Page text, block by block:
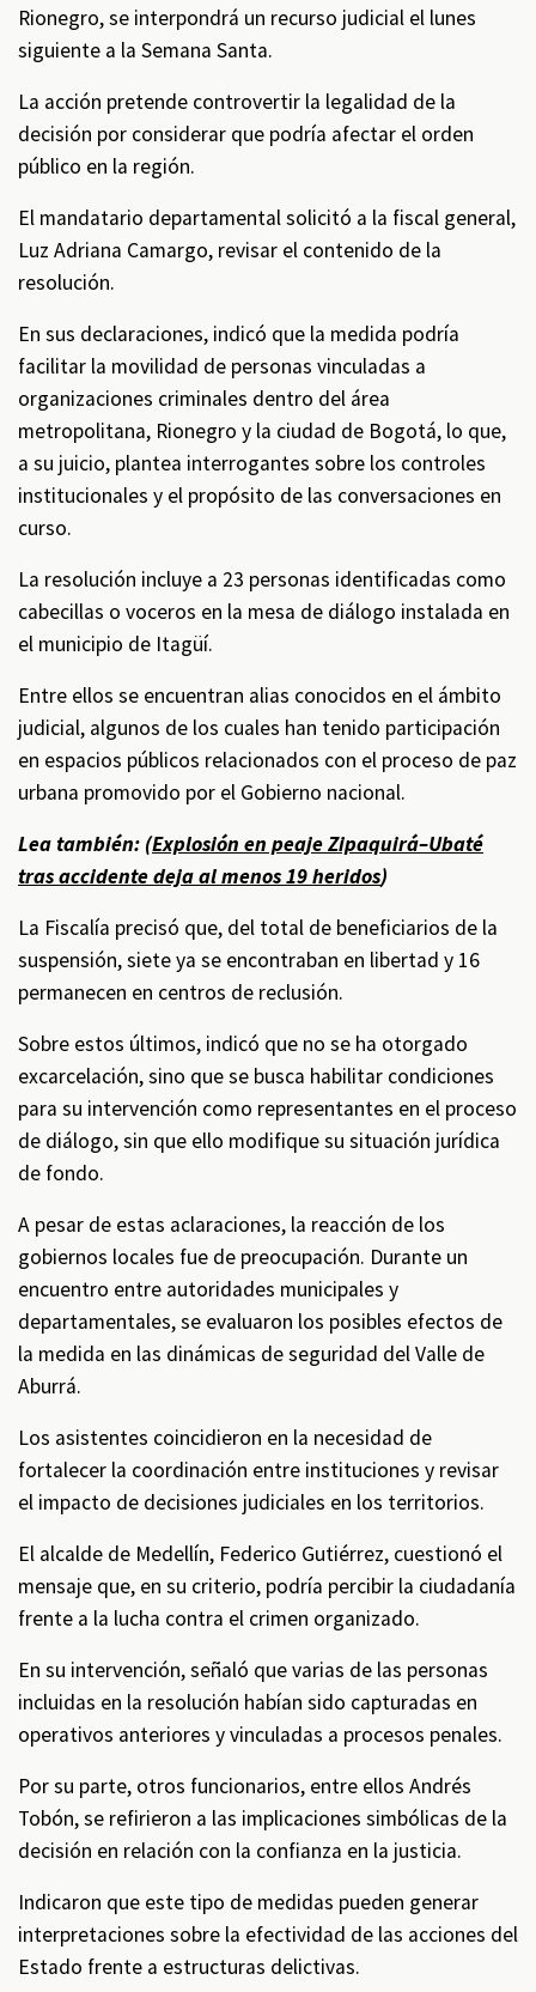
Rionegro, se interpondrá un recurso judicial el lunes
siguiente a la Semana Santa.
La acción pretende controvertir la legalidad de la
decisión por considerar que podría afectar el orden
público en la región.
El mandatario departamental solicitó a la fiscal general,
Luz Adriana Camargo, revisar el contenido de la
resolución.
En sus declaraciones, indicó que la medida podría
facilitar la movilidad de personas vinculadas a
organizaciones criminales dentro del área
metropolitana, Rionegro y la ciudad de Bogotá, lo que,
a su juicio, plantea interrogantes sobre los controles
institucionales y el propósito de las conversaciones en
curso.
La resolución incluye a 23 personas identificadas como
cabecillas o voceros en la mesa de diálogo instalada en
el municipio de Itagüí.
Entre ellos se encuentran alias conocidos en el ámbito
judicial, algunos de los cuales han tenido participación
en espacios públicos relacionados con el proceso de paz
urbana promovido por el Gobierno nacional.
Lea también: (Explosión en peaje Zipaquirá–Ubaté
tras accidente deja al menos 19 heridos)
La Fiscalía precisó que, del total de beneficiarios de la
suspensión, siete ya se encontraban en libertad y 16
permanecen en centros de reclusión.
Sobre estos últimos, indicó que no se ha otorgado
excarcelación, sino que se busca habilitar condiciones
para su intervención como representantes en el proceso
de diálogo, sin que ello modifique su situación jurídica
de fondo.
A pesar de estas aclaraciones, la reacción de los
gobiernos locales fue de preocupación. Durante un
encuentro entre autoridades municipales y
departamentales, se evaluaron los posibles efectos de
la medida en las dinámicas de seguridad del Valle de
Aburrá.
Los asistentes coincidieron en la necesidad de
fortalecer la coordinación entre instituciones y revisar
el impacto de decisiones judiciales en los territorios.
El alcalde de Medellín, Federico Gutiérrez, cuestionó el
mensaje que, en su criterio, podría percibir la ciudadanía
frente a la lucha contra el crimen organizado.
En su intervención, señaló que varias de las personas
incluidas en la resolución habían sido capturadas en
operativos anteriores y vinculadas a procesos penales.
Por su parte, otros funcionarios, entre ellos Andrés
Tobón, se refirieron a las implicaciones simbólicas de la
decisión en relación con la confianza en la justicia.
Indicaron que este tipo de medidas pueden generar
interpretaciones sobre la efectividad de las acciones del
Estado frente a estructuras delictivas.